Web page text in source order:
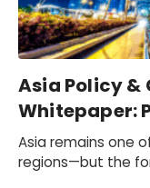
Asia Policy
Whitepaper:
Asia remains one
regions—but the